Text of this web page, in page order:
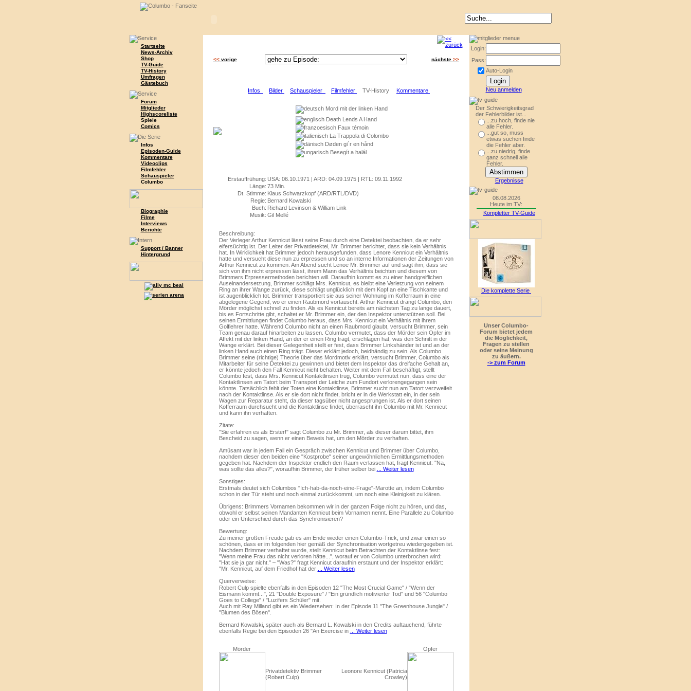
Startseite
News-Archiv
Shop
TV-Guide
TV-History
Umfragen
Gästebuch
Forum
Mitglieder
Highscoreliste
Spiele
Comics
Infos
Episoden-Guide
Kommentare
Videoclips
Filmfehler
Schauspieler
Columbo
Biographie
Filme
Interviews
Berichte
Support / Banner
Hintergrund
Login:
Pass:
Auto-Login
Neu anmelden
Der Schwierigkeitsgrad
der Fehlerbilder ist...
...zu hoch, finde nie
alle Fehler.
...gut so, muss
etwas suchen finde
die Fehler aber.
...zu niedrig, finde
ganz schnell alle
Fehler.
Ergebnisse
08.08.2026
Heute im TV:
Kompletter TV-Guide
Die komplette Serie
Unser Columbo-
Forum bietet jedem
die Möglichkeit,
Fragen zu stellen
oder seine Meinung
zu äußern.
-> zum Forum
<<vorige nächste >>
Infos Bilder Schauspieler Filmfehler TV-History Kommentare
Mord mit der linken Hand
Death Lends A Hand
Faux témoin
La Trappola di Colombo
Døden gi´r en hånd
Besegít a halál
Erstauffrühung: USA: 06.10.1971 | ARD: 04.09.1975 | RTL: 09.11.1992
Länge: 73 Min.
Dt. Stimme: Klaus Schwarzkopf (ARD/RTL/DVD)
Regie: Bernard Kowalski
Buch: Richard Levinson & William Link
Musik: Gil Mellé
Beschreibung:
Der Verleger Arthur Kennicut lässt seine Frau durch eine Detektei beobachten, da er sehr
eifersüchtig ist. Der Leiter der Privatdetektei, Mr. Brimmer berichtet, dass sie kein Verhältnis
hat. In Wirklichkeit hat Brimmer jedoch herausgefunden, dass Lenore Kennicut ein Verhältnis
hatte und versucht diese nun zu erpressen und so an interne Informationen der Zeitungen von
Arthur Kennicut zu kommen. Am Abend sucht Lenoe Mr. Brimmer auf und sagt ihm, dass sie
sich von ihm nicht erpressen lässt, ihrem Mann das Verhältnis beichten und diesem von
Brimmers Erpressermethoden berichten will. Daraufhin kommt es zu einer handgreiflichen
Auseinandersetzung, Brimmer schlägt Mrs. Kennicut, es bleibt eine Verletzung von seinem
Ring an ihrer Wange zurück, diese schlägt unglücklich mit dem Kopf an eine Tischkante und
ist augenblicklich tot. Brimmer transportiert sie aus seiner Wohnung im Kofferraum in eine
abgelegene Gegend, wo er einen Raubmord vortäuscht. Arthur Kennicut drängt Columbo, den
Mörder möglichst schnell zu finden. Als es Kennicut bereits am nächsten Tag zu lange dauert,
bis es Fortschritte gibt, schaltet er Mr. Brimmer ein, der den Inspektor unterstützen soll. Bei
seinen Ermittlungen findet Columbo heraus, dass Mrs. Kennicut ein Verhältnis mit ihrem
Golflehrer hatte. Während Columbo nicht an einen Raubmord glaubt, versucht Brimmer, sein
Team genau darauf hinarbeiten zu lassen. Columbo vermutet, dass der Mörder sein Opfer im
Affekt mit der linken Hand, an der er einen Ring trägt, erschlagen hat, was den Schnitt in der
Wange erklärt. Bei dieser Gelegenheit stellt er fest, dass Brimmer Linkshänder ist und an der
linken Hand auch einen Ring trägt. Dieser erklärt jedoch, beidhändig zu sein. Als Columbo
Brimmer seine (richtige) Theorie über das Mordmotiv erklärt, versucht Brimmer, Columbo als
Mitarbeiter für seine Detektei zu gewinnen und bietet dem Inspektor das dreifache Gehalt an,
er könnte jedoch den Fall Kennicut nicht behalten. Weiter mit dem Fall beschäftigt, stellt
Columbo fest, dass Mrs. Kennicut Kontaktlinsen trug, Columbo vermutet nun, dass eine der
Kontaktlinsen am Tatort beim Transport der Leiche zum Fundort verlorengegangen sein
könnte. Tatsächlich fehlt der Toten eine Kontaktlinse, Brimmer sucht nun am Tatort verzweifelt
nach der Kontaktlinse. Als er sie dort nicht findet, bricht er in die Werkstatt ein, in der sein
Wagen zur Reparatur steht, da dieser tagsüber nicht angesprungen ist. Als er dort seinen
Kofferraum durchsucht und die Kontaktlinse findet, überrascht ihn Columbo mit Mr. Kennicut
und kann ihn verhaften.
Zitate:
"Sie erfahren es als Erster!" sagt Columbo zu Mr. Brimmer, als dieser darum bittet, ihm
Bescheid zu sagen, wenn er einen Beweis hat, um den Mörder zu verhaften.
Amüsant war in jedem Fall ein Gespräch zwischen Kennicut und Brimmer über Columbo,
nachdem dieser den beiden eine "Kostprobe" seiner ungewöhnlichen Ermittlungsmethoden
gegeben hat. Nachdem der Inspektor endlich den Raum verlassen hat, fragt Kennicut: "Na,
was sollte das alles?", woraufhin Brimmer, der früher selber bei
... Weiter lesen
Sonstiges:
Erstmals deutet sich Columbos "Ich-hab-da-noch-eine-Frage"-Marotte an, indem Columbo
schon in der Tür steht und noch einmal zurückkommt, um noch eine Kleinigkeit zu klären.
Übrigens: Brimmers Vornamen bekommen wir in der ganzen Folge nicht zu hören, und das,
obwohl er selbst seinen Mandanten Kennicut beim Vornamen nennt. Eine Parallele zu Columbo
oder ein Unterschied durch das Synchronisieren?
Bewertung:
Zu meiner großen Freude gab es am Ende wieder einen Columbo-Trick, und zwar einen so
schönen, dass er im folgenden hier gemäß der Synchronisation wortgetreu wiedergegeben ist.
Nachdem Brimmer verhaftet wurde, stellt Kennicut beim Betrachten der Kontaktlinse fest:
"Wenn meine Frau das nicht verloren hätte...", worauf er von Columbo unterbrochen wird:
"Hat sie ja gar nicht." – "Was?" fragt Kennicut daraufhin erstaunt und der Inspektor erklärt:
"Mr. Kennicut, auf dem Friedhof hat der
... Weiter lesen
Querverweise:
Robert Culp spielte ebenfalls in den Episoden 12 "The Most Crucial Game" / "Wenn der
Eismann kommt...", 21 "Double Exposure" / "Ein gründlich motivierter Tod" und 56 "Columbo
Goes to College" / "Luzifers Schüler" mit.
Auch mit Ray Milland gibt es ein Wiedersehen: In der Episode 11 "The Greenhouse Jungle" /
"Blumen des Bösen".
Bernard Kowalski, später auch als Bernard L. Kowalski in den Credits auftauchend, führte
ebenfalls Regie bei den Episoden 26 "An Exercise in
... Weiter lesen
Mörder Opfer
Privatdetektiv Brimmer
(Robert Culp)
Leonore Kennicut (Patricia
Crowley)